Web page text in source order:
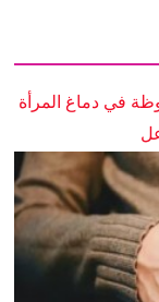
في دماغ المرأة